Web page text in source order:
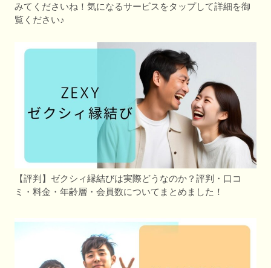
みてくださいね！気になるサービスをタップして詳細を御
覧ください♪
【評判】ゼクシィ縁結びは実際どうなのか？評判・口コ
ミ・料金・年齢層・会員数についてまとめました！